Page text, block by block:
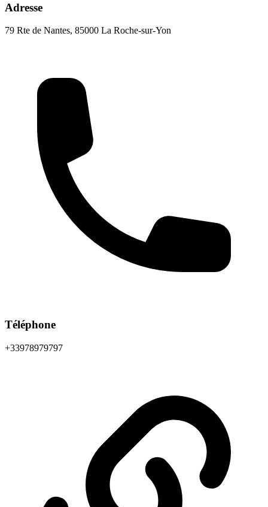
Adresse
79 Rte de Nantes, 85000 La Roche-sur-Yon
Téléphone
+33978979797